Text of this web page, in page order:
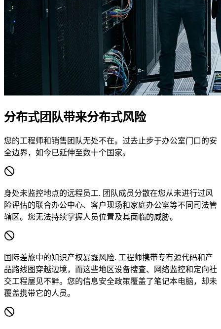
分布式团队带来分布式风险
您的工程师和销售团队无处不在。过去止步于办公室门口的安
全边界，如今已延伸至数十个国家。
身处未监控地点的远程员工. 团队成员分散在您从未进行过风
险评估的联合办公中心、客户现场和家庭办公室等不同司法管
辖区。您无法持续掌握人员位置及其面临的威胁。
国际差旅中的知识产权暴露风险. 工程师携带专有源代码和产
品路线图穿越边境，而这些地区设备搜查、网络监控和定向社
交工程屡见不鲜。您的信息安全政策覆盖了笔记本电脑，却未
覆盖携带它的人员。